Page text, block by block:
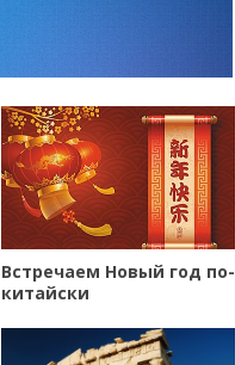
Встречаем Новый год по-
китайски